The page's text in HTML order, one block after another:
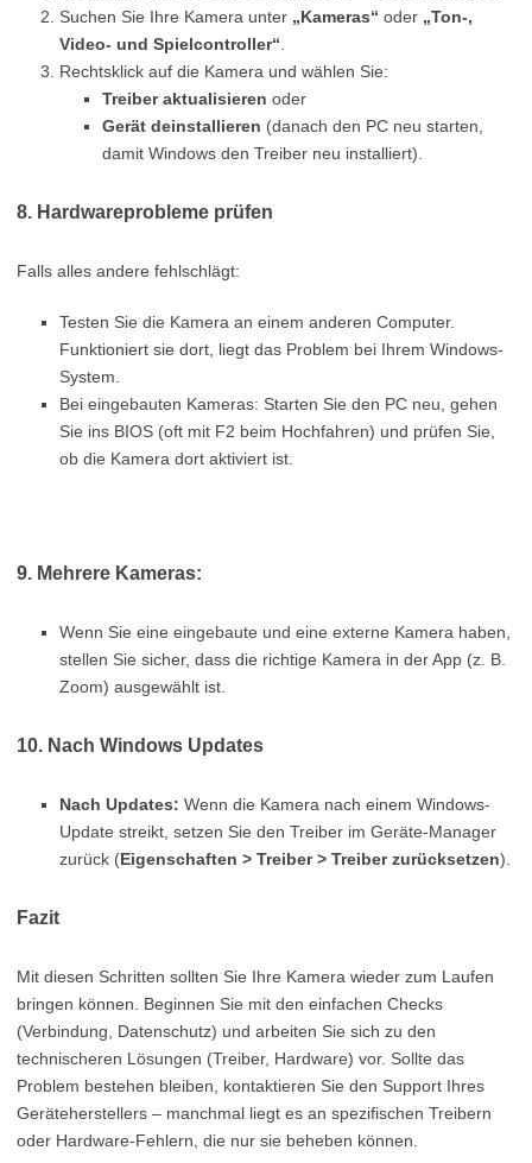
Suchen Sie Ihre Kamera unter „Kameras“ oder „Ton-,
Video- und Spielcontroller“
Rechtsklick auf die Kamera und wählen Sie:
Treiber aktualisieren oder
Gerät deinstallieren (danach den PC neu starten,
damit Windows den Treiber neu installiert).
8. Hardwareprobleme prüfen
Falls alles andere fehlschlägt:
Testen Sie die Kamera an einem anderen Computer.
Funktioniert sie dort, liegt das Problem bei Ihrem Windows-
System.
Bei eingebauten Kameras: Starten Sie den PC neu, gehen
Sie ins BIOS (oft mit F2 beim Hochfahren) und prüfen Sie,
ob die Kamera dort aktiviert ist.
9. Mehrere Kameras:
Wenn Sie eine eingebaute und eine externe Kamera haben,
stellen Sie sicher, dass die richtige Kamera in der App (z. B.
Zoom) ausgewählt ist.
10. Nach Windows Updates
Nach Updates: Wenn die Kamera nach einem Windows-
Update streikt, setzen Sie den Treiber im Geräte-Manager
zurück (Eigenschaften > Treiber > Treiber zurücksetzen).
Fazit
Mit diesen Schritten sollten Sie Ihre Kamera wieder zum Laufen
bringen können. Beginnen Sie mit den einfachen Checks
(Verbindung, Datenschutz) und arbeiten Sie sich zu den
technischeren Lösungen (Treiber, Hardware) vor. Sollte das
Problem bestehen bleiben, kontaktieren Sie den Support Ihres
Geräteherstellers – manchmal liegt es an spezifischen Treibern
oder Hardware-Fehlern, die nur sie beheben können.